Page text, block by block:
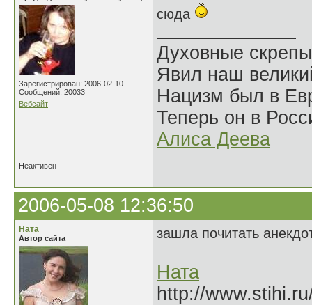
Зарегистрирован: 2006-02-10
Сообщений: 20033
Вебсайт
сюда
Духовные
Явил наш
Нацизм был в
Теперь он в
Алиса Деева
Неактивен
2006-05-08 12:36:50
Ната
Автор сайта зашла почитать
Ната
http://